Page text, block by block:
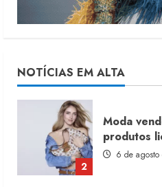
NOTÍCIAS EM ALTA
1
7 de agosto
2
Moda
produtos
6 de